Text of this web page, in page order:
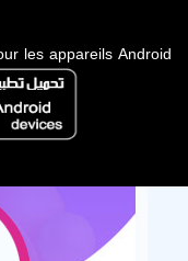
les appareils Android